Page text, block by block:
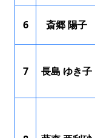
6 斎郷 陽子
7 長島 ゆき子